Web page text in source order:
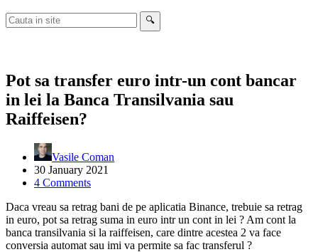
Cauta
in
🔍
Pot sa transfer euro intr-un cont bancar
in lei la Banca Transilvania sau
Raiffeisen?
Vasile Coman
30 January 2021
4 Comments
Daca vreau sa retrag bani de pe aplicatia Binance, trebuie sa retrag
in euro, pot sa retrag suma in euro intr un cont in lei ? Am cont la
banca transilvania si la raiffeisen, care dintre acestea 2 va face
conversia automat sau imi va permite sa fac transferul ?